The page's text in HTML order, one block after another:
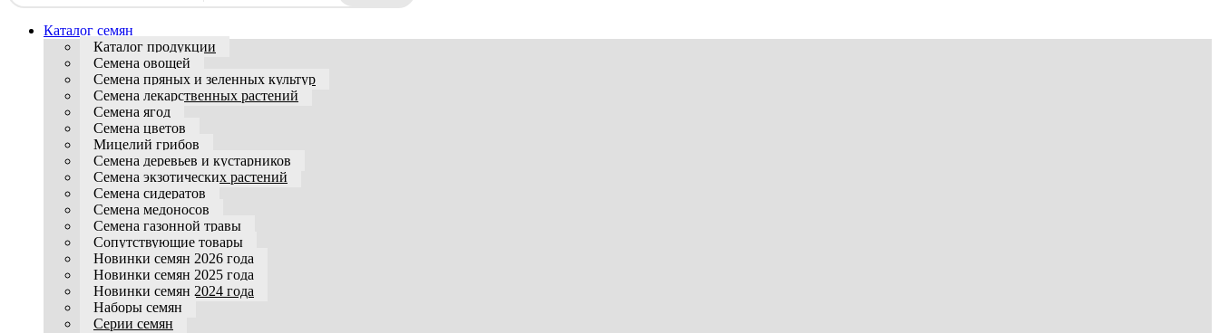
Каталог семян
Каталог продукции
Семена овощей
Семена пряных и зеленных культур
Семена лекарственных растений
Семена ягод
Семена цветов
Мицелий грибов
Семена деревьев и кустарников
Семена экзотических растений
Семена сидератов
Семена медоносов
Семена газонной травы
Сопутствующие товары
Новинки семян 2026 года
Новинки семян 2025 года
Новинки семян 2024 года
Наборы семян
Серии семян